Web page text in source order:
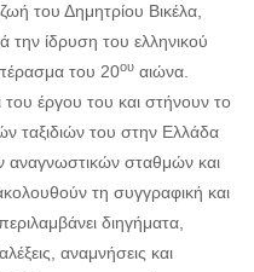
του Δημητρίου Βικέλα,
την ίδρυση του ελληνικού
του 20ου αιώνα.
έργου του και στήνουν το
ταξιδιών του στην Ελλάδα
σταθμών και
τη συγγραφική και
διηγήματα,
αναμνήσεις και